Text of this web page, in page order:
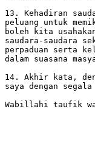
13. Kehadiran
peluang untuk
boleh kita
saudara-saudara
perpaduan serta
dalam suasana
14. Akhir kata,
saya dengan
Wabillahi taufik